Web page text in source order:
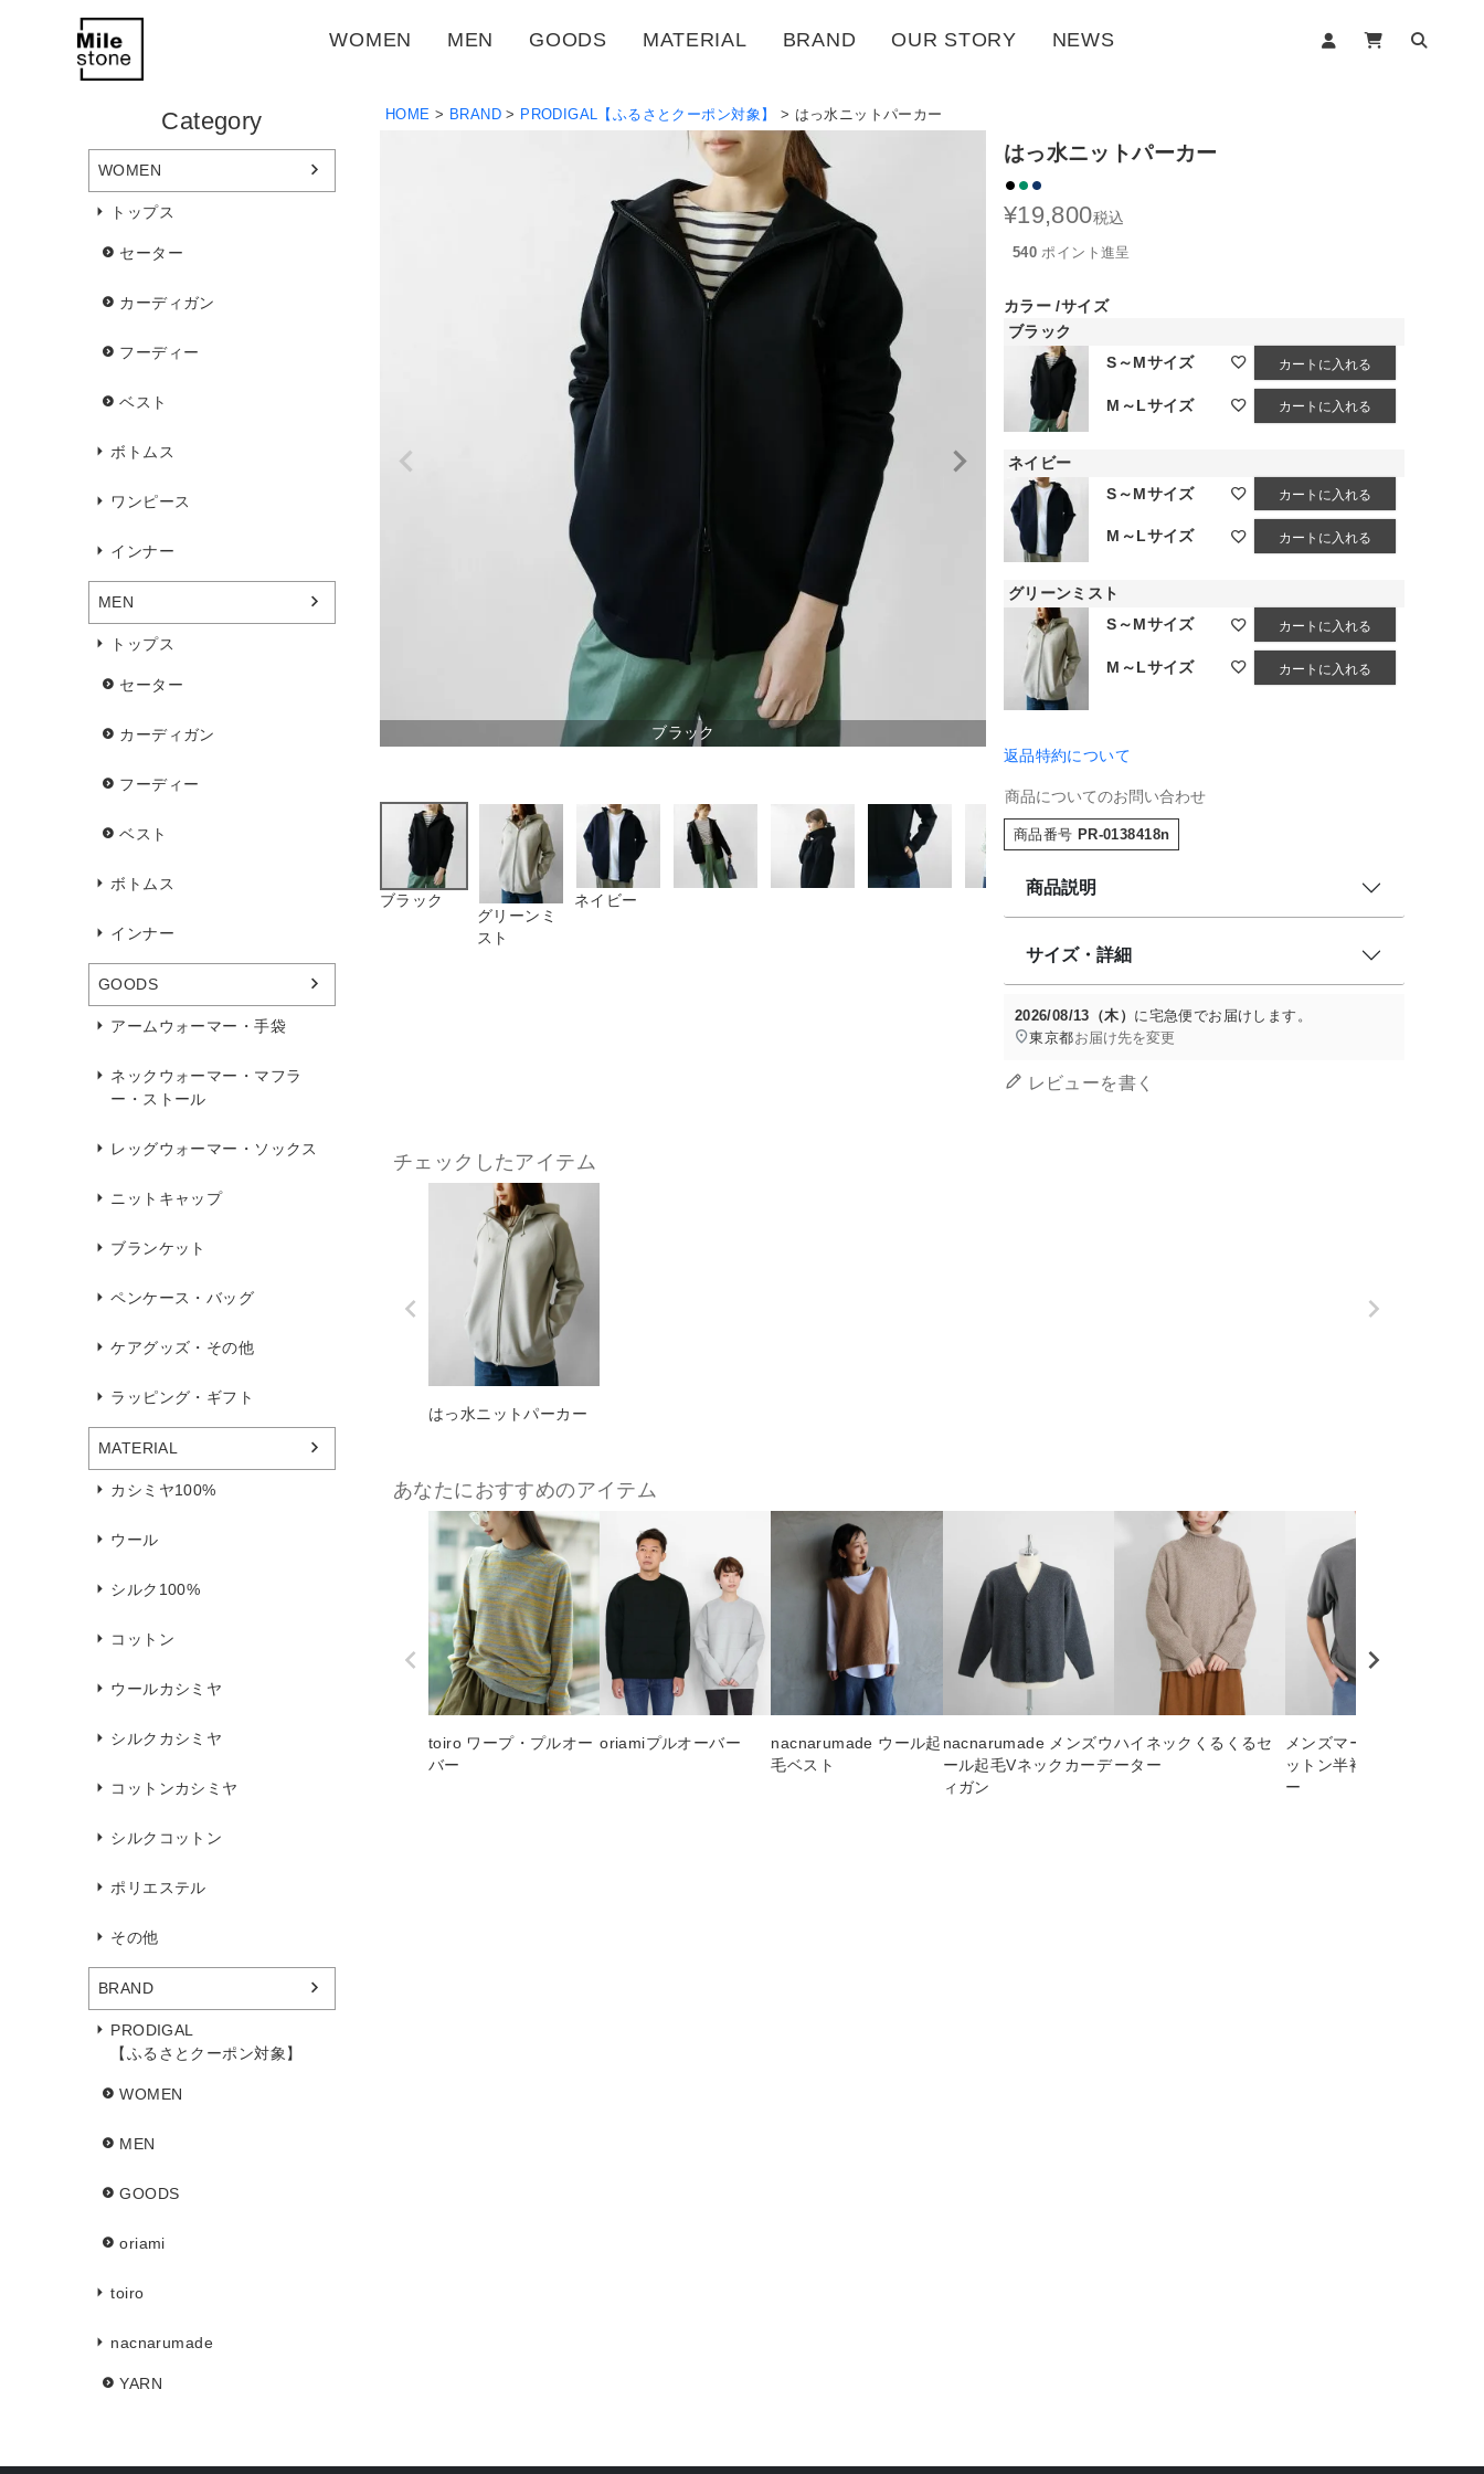
WOMEN MEN GOODS MATERIAL BRAND OUR STORY NEWS
Category
WOMEN
トップス
セーター
カーディガン
フーディー
ベスト
ボトムス
ワンピース
インナー
MEN
トップス
セーター
カーディガン
フーディー
ベスト
ボトムス
インナー
GOODS
アームウォーマー・手袋
ネックウォーマー・マフラ
ー・ストール
レッグウォーマー・ソックス
ニットキャップ
ブランケット
ペンケース・バッグ
ケアグッズ・その他
ラッピング・ギフト
MATERIAL
カシミヤ100%
ウール
シルク100%
コットン
ウールカシミヤ
シルクカシミヤ
コットンカシミヤ
シルクコットン
ポリエステル
その他
BRAND
PRODIGAL
【ふるさとクーポン対象】
WOMEN
MEN
GOODS
oriami
toiro
nacnarumade
YARN
HOME BRAND PRODIGAL【ふるさとクーポン対象】 はっ水ニットパーカー
ブラック
ブラック
グリーンミ
スト
ネイビー
はっ水ニットパーカー
¥19,800税込
540 ポイント進呈
カラー サイズ
ブラック
S～Mサイズ
カートに入れる
M～Lサイズ カートに入れる
ネイビー
S～Mサイズ
カートに入れる
M～Lサイズ カートに入れる
グリーンミスト
S～Mサイズ
カートに入れる
M～Lサイズ カートに入れる
返品特約について
商品についてのお問い合わせ
商品番号 PR-0138418n
商品説明
サイズ・詳細
2026/08/13（木） に 宅急便でお届けします。
東京都お届け先を変更
レビューを書く
チェックしたアイテム
はっ水ニットパーカー
あなたにおすすめのアイテム
toiro ワープ・プルオー
バー
oriamiプルオーバー
nacnarumade ウール起
毛ベスト
nacnarumade メンズウ
ール起毛Vネックカーデ
ィガン
ハイネックくるくるセ
ーター
メンズマーセライズコ
ットン半袖プルオーバ
ー